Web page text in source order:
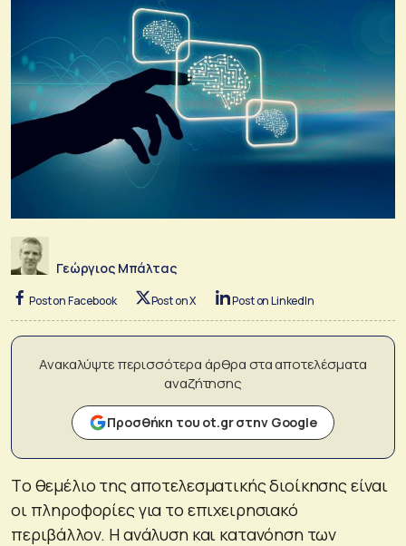
Γεώργιος Μπάλτας
Post on Facebook Post on X Post on LinkedIn
Ανακαλύψτε περισσότερα άρθρα στα αποτελέσματα
αναζήτησης
Προσθήκη του ot.gr στην Google
Tο θεμέλιο της αποτελεσματικής διοίκησης είναι
οι πληροφορίες για το επιχειρησιακό
περιβάλλον. Η ανάλυση και κατανόηση των